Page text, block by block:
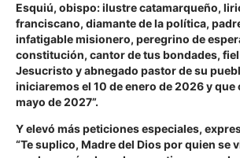
Esquiú, obispo: ilustre catamarqueño,
franciscano, diamante de la política,
infatigable misionero, peregrino de
constitución, cantor de tus bondades,
Jesucristo y abnegado pastor de su
iniciaremos el 10 de enero de 2026 y que
mayo de 2027”.
Y elevó más peticiones especiales,
“Te suplico, Madre del Dios por quien se